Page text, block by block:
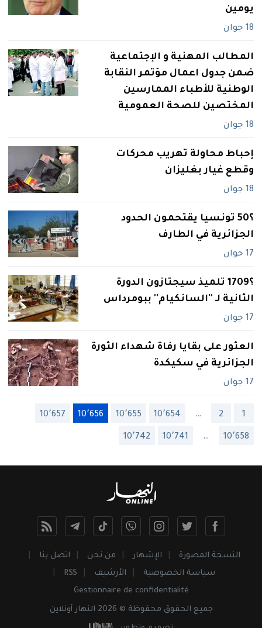
يومين
18 جوان
المطالب المهنية و الإجتماعية
ضمن جدول اعمال مؤتمر النقابة
الوطنية للأطباء الممارسين
المختصين للصحة العمومية
18 جوان
إحباط محاولة تهريب محركات
وقطع غيار بغليزان
18 جوان
؟50 ‬تونسيا‮ ‬يقتحمون الحدود
الجزائرية في‮ ‬الطارف
17 جوان
؟1709 تلميذ سيجتازون الدورة
الثانية لـ ''السانكيام'' ببومرداس
17 جوان
العثور على بقايا رفاة شهداء الثورة
الجزائرية في‮ ‬سكيكدة
17 جوان
1
2
… 10٬654 10٬655 10٬656 10٬657
10٬658 … 10٬741 10٬742
النسخة المصورة الإشهار من نحن
اتصل بنا
سياسة الخصوصية
الأرشيف
RSS
Gestionnaire de confidentialité
جميع الحقوق محفوظة © 2026 النهار أونلاين